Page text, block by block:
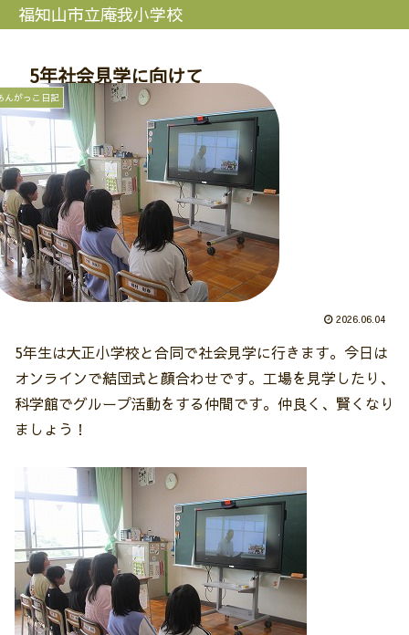
福知山市立庵我小学校
5年社会見学に向けて
んがっこ日記
2026.06.04
5年生は大正小学校と合同で社会見学に行きます。今日は
オンラインで結団式と顔合わせです。工場を見学したり、
科学館でグループ活動をする仲間です。仲良く、賢くなり
ましょう！